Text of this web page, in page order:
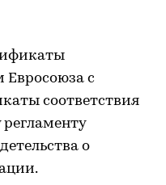
Евросоюза с
соответствия
о